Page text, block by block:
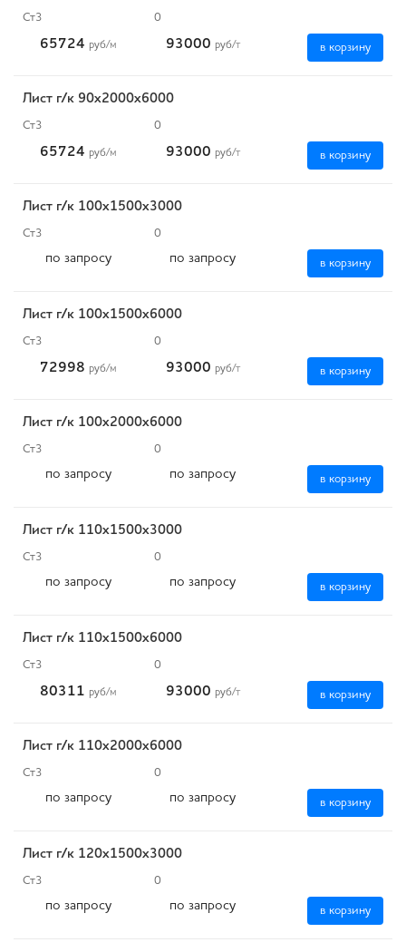
Ст3 0
65724 руб/м 93000 руб/т в корзину
Лист г/к 90х2000х6000
Ст3 0
65724 руб/м 93000 руб/т в корзину
Лист г/к 100х1500х3000
Ст3 0
по запросу по запросу в корзину
Лист г/к 100х1500х6000
Ст3 0
72998 руб/м 93000 руб/т в корзину
Лист г/к 100х2000х6000
Ст3 0
по запросу по запросу в корзину
Лист г/к 110х1500х3000
Ст3 0
по запросу по запросу в корзину
Лист г/к 110х1500х6000
Ст3 0
80311 руб/м 93000 руб/т в корзину
Лист г/к 110х2000х6000
Ст3 0
по запросу по запросу в корзину
Лист г/к 120х1500х3000
Ст3 0
по запросу по запросу в корзину